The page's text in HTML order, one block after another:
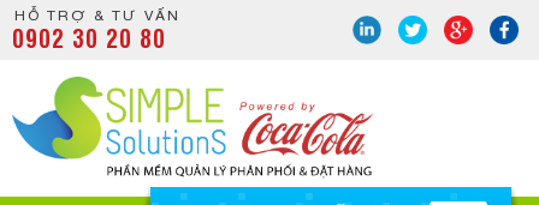
HỖ TRỢ & TƯ VẤN
0902 30 20 80